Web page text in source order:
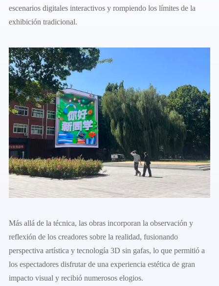
escenarios digitales interactivos y rompiendo los límites de la
exhibición tradicional.
Más allá de la técnica, las obras incorporan la observación y
reflexión de los creadores sobre la realidad, fusionando
perspectiva artística y tecnología 3D sin gafas, lo que permitió a
los espectadores disfrutar de una experiencia estética de gran
impacto visual y recibió numerosos elogios.